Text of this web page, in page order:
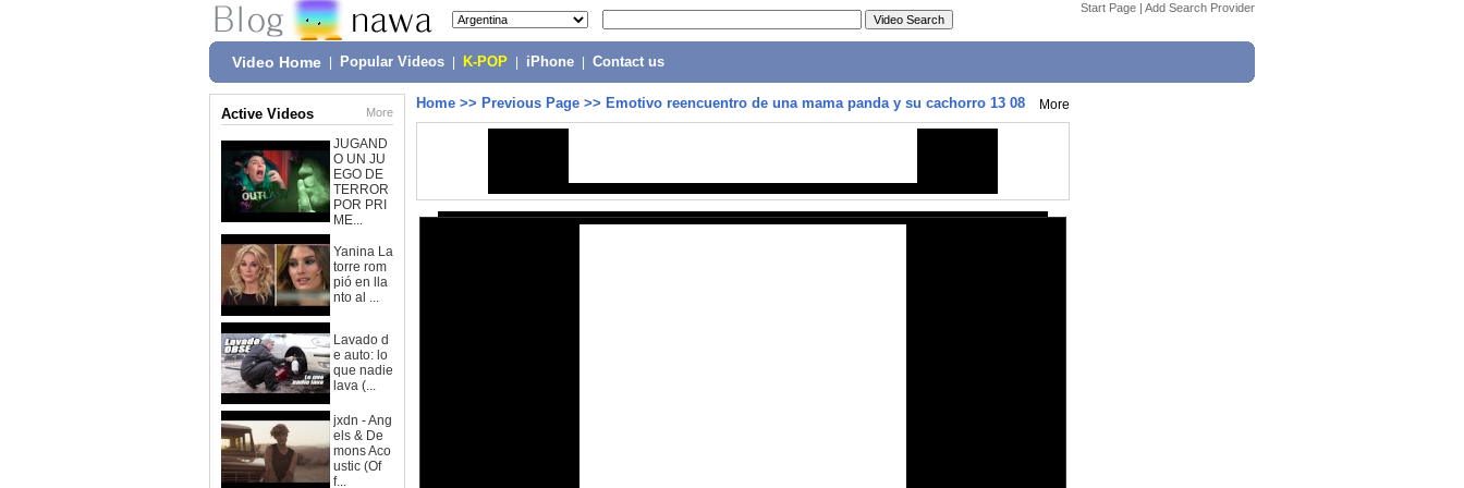
Start Page | Add Search Provider
Video Home Popular Videos K-POP iPhone Contact us
Active Videos More
JUGAND
O UN JU
EGO DE
TERROR
POR PRI
ME...
Yanina La
torre rom
pió en lla
nto al ...
Lavado d
e auto: lo
que nadie
lava (...
jxdn - Ang
els & De
mons Aco
ustic (Of
f...
Home >> Previous Page >> Emotivo reencuentro de una mama panda y su cachorro 13 08 More